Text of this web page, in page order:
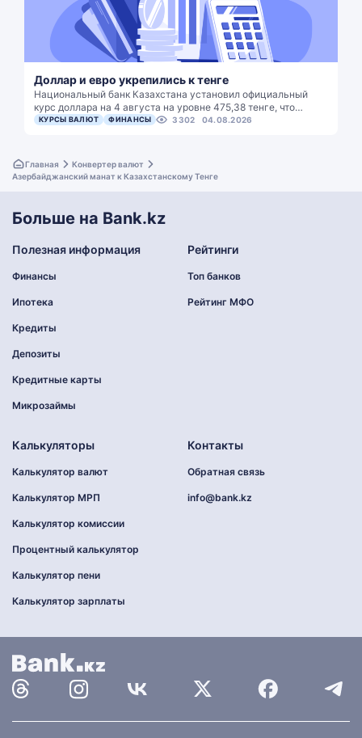
Доллар и евро укрепились к тенге
Национальный банк Казахстана установил официальный
курс доллара на 4 августа на уровне 475,38 тенге, что…
КУРСЫ ВАЛЮТ ФИНАНСЫ 3302 04.08.2026
Главная
Конвертер валют
Азербайджанский манат к Казахстанскому Тенге
Больше на Bank.kz
Полезная информация
Финансы
Ипотека
Кредиты
Депозиты
Кредитные карты
Микрозаймы
Рейтинги
Топ банков
Рейтинг МФО
Калькуляторы
Калькулятор валют
Калькулятор МРП
Калькулятор комиссии
Процентный калькулятор
Калькулятор пени
Калькулятор зарплаты
Контакты
Обратная связь
info@bank.kz